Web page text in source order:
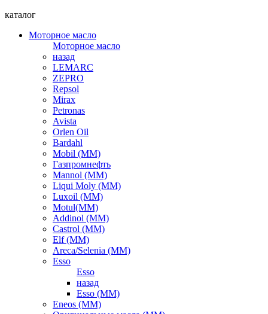
каталог
Моторное масло
Моторное масло
назад
LEMARC
ZEPRO
Repsol
Mirax
Petronas
Avista
Orlen Oil
Bardahl
Mobil (ММ)
Газпромнефть
Mannol (ММ)
Liqui Moly (ММ)
Luxoil (ММ)
Motul(ММ)
Addinol (ММ)
Castrol (ММ)
Elf (ММ)
Areca/Selenia (ММ)
Esso
Esso
назад
Esso (ММ)
Eneos (ММ)